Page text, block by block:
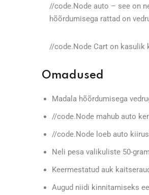
//code.Node auto – see on
hõõrdumisega rattad on
//code.Node Cart on kasulik
Omadused
Madala hõõrdumisega
//code.Node mahub auto
//code.Node loeb auto
Neli pesa valikuliste 50-
Keermestatud auk
Augud niidi kinnitamiseks